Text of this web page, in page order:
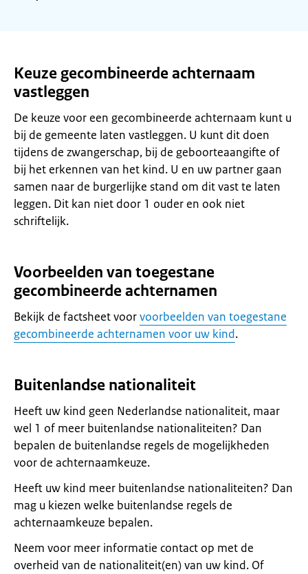
Keuze gecombineerde achternaam
vastleggen
De keuze voor een gecombineerde achternaam kunt u
bij de gemeente laten vastleggen. U kunt dit doen
tijdens de zwangerschap, bij de geboorteaangifte of
bij het erkennen van het kind. U en uw partner gaan
samen naar de burgerlijke stand om dit vast te laten
leggen. Dit kan niet door 1 ouder en ook niet
schriftelijk.
Voorbeelden van toegestane
gecombineerde achternamen
Bekijk de factsheet voorvoorbeelden van toegestane
gecombineerde achternamen voor uw kind.
Buitenlandse nationaliteit
Heeft uw kind geen Nederlandse nationaliteit, maar
wel 1 of meer buitenlandse nationaliteiten? Dan
bepalen de buitenlandse regels de mogelijkheden
voor de achternaamkeuze.
Heeft uw kind meer buitenlandse nationaliteiten? Dan
mag u kiezen welke buitenlandse regels de
achternaamkeuze bepalen.
Neem voor meer informatie contact op met de
overheid van de nationaliteit(en) van uw kind. Of